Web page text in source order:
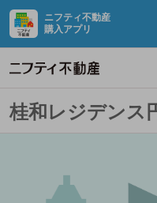
ニフティ不動産
購入アプリ
桂和レジデンス